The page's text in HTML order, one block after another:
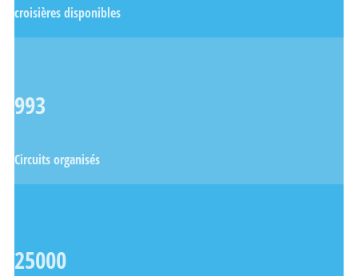
croisières disponibles
993
Circuits organisés
25000